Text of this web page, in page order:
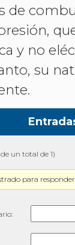
de
y no
su
un total de 1)
para